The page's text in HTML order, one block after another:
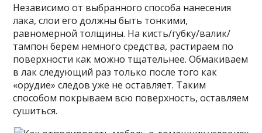
Независимо от выбранного способа нанесения
лака, слои его должны быть тонкими,
равномерной толщины. На кисть/губку/валик/
тампон берем немного средства, растираем по
поверхности как можно тщательнее. Обмакиваем
в лак следующий раз только после того как
«орудие» следов уже не оставляет. Таким
способом покрываем всю поверхность, оставляем
сушиться.